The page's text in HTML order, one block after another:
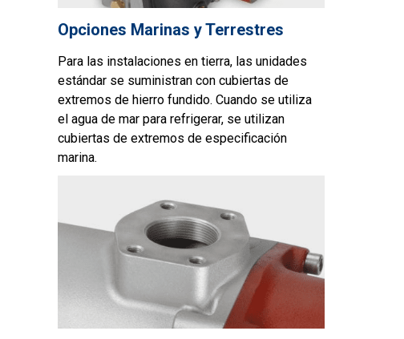
Opciones Marinas y Terrestres
Para las instalaciones en tierra, las unidades
estándar se suministran con cubiertas de
extremos de hierro fundido. Cuando se utiliza
el agua de mar para refrigerar, se utilizan
cubiertas de extremos de especificación
marina.